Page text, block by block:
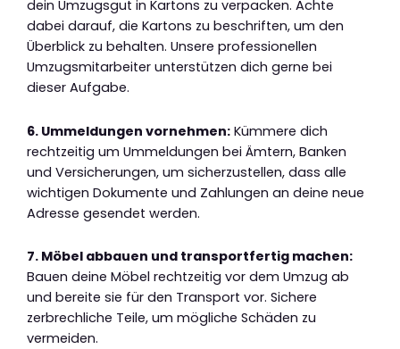
dein Umzugsgut in Kartons zu verpacken. Achte
dabei darauf, die Kartons zu beschriften, um den
Überblick zu behalten. Unsere professionellen
Umzugsmitarbeiter unterstützen dich gerne bei
dieser Aufgabe.
6. Ummeldungen vornehmen: Kümmere dich
rechtzeitig um Ummeldungen bei Ämtern, Banken
und Versicherungen, um sicherzustellen, dass alle
wichtigen Dokumente und Zahlungen an deine neue
Adresse gesendet werden.
7. Möbel abbauen und transportfertig machen:
Bauen deine Möbel rechtzeitig vor dem Umzug ab
und bereite sie für den Transport vor. Sichere
zerbrechliche Teile, um mögliche Schäden zu
vermeiden.